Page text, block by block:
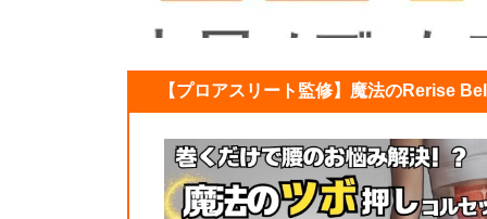
【プロアスリート監修】魔法のRerise